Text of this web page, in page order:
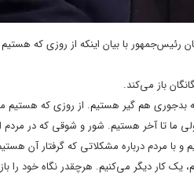
رئیس‌جمهور با بیان اینکه از روزی که
باز می‌کند.
بدجوری هم گیر هستیم. از روزی که
ما تا آخر هستیم. شور و شوقی که در مردم
مردم درباره مشکلاتی که گرفتار آن
یک کار دیگر می‌کنیم. هرچقدر نگاه خود را